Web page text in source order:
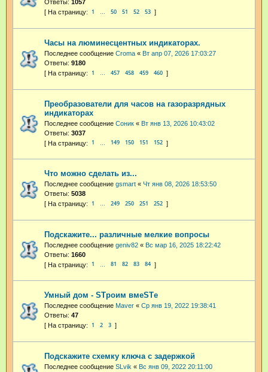
Ответы: 1057
1 … 50 51 52 53
Часы на люминесцентных индикаторах.
Последнее сообщение Croma « Вт апр 07, 2026 17:03:27
Ответы: 9180
1 … 457 458 459 460
Преобразователи для часов на газоразрядных
индикаторах
Последнее сообщение Соник « Вт янв 13, 2026 10:43:02
Ответы: 3037
1 149 150 151 152
Что можно сделать из...
Последнее сообщение gsmart « Чт янв 08, 2026 18:53:50
Ответы: 5038
1 … 249 250 251 252
Подскажите... различные мелкие вопросы
Последнее сообщение geniv82 « Вс мар 16, 2025 18:22:42
Ответы: 1660
1 81 82 83 84
Умный дом - STроим вмеSTе
Последнее сообщение Maver « Ср янв 19, 2022 19:38:41
Ответы: 47
1 2 3
Подскажите схемку ключа с задержкой
Последнее сообщение SLvik « Вс янв 09, 2022 20:11:00